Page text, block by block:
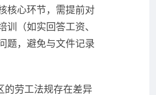
核心环节，需提前对
训（如实回答工资、
题，避免与文件记录
的劳工法规存在差异